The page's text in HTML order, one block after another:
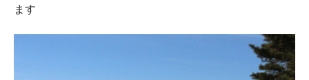
ます